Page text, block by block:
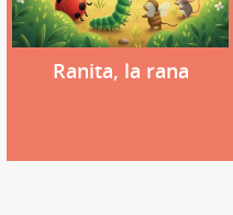
Ranita, la rana